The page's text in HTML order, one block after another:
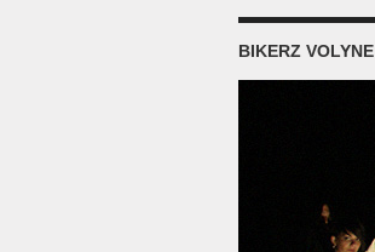
BIKERZ VOLYNE